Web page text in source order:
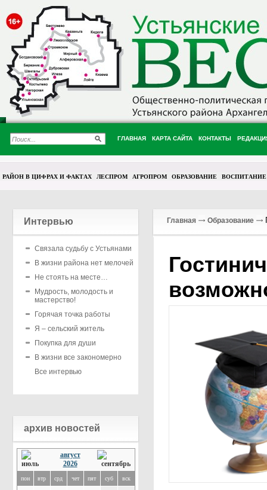
ГЛАВНАЯ КАРТА САЙТА КОНТАКТЫ
РАЙОН В ЦИФРАХ И ФАКТАХ ЛЕСПРОМ АГРОПРОМ ОБРАЗОВАНИЕ ВОСПИТАНИЕ
Интервью
Связала судьбу с Устьянами
В жизни района нет мелочей
Не стоять на месте…
Мудрость, молодость и
мастерство!
Горячая точка работы
Я – сельский житель
Покупка для души
В жизни все закономерно
Все интервью
архив новостей
август
2026
пон втр срд чет пят суб вск
Главная Образование